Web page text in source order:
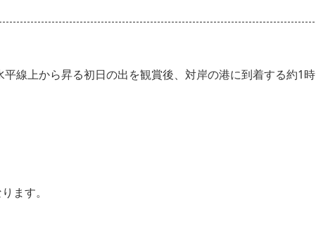
線上から昇る初日の出を観賞後、対岸の港に到着する約1時
ます。